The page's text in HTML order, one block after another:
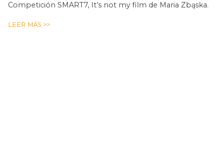
Competición SMART7, It’s not my film de Maria Zbąska.
LEER MÁS >>